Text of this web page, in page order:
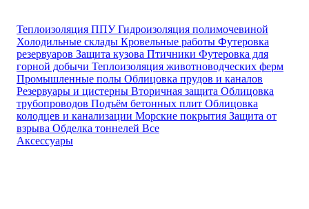
Теплоизоляция ППУГидроизоляция полимочевиной
Холодильные склады Кровельные работы Футеровка
резервуаров Защита кузова Птичники Футеровка для
горной добычи Теплоизоляция животноводческих ферм
Промышленные полы Облицовка прудов и каналов
Резервуары и цистерны Вторичная защита Облицовка
трубопроводов Подъём бетонных плит Облицовка
колодцев и канализации Морские покрытия Защита от
взрыва Обделка тоннелей Все
Аксессуары